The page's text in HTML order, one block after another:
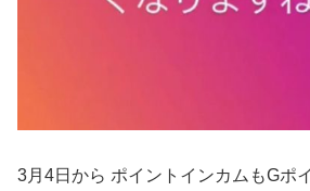
3月4日から ポイントインカムもGポ